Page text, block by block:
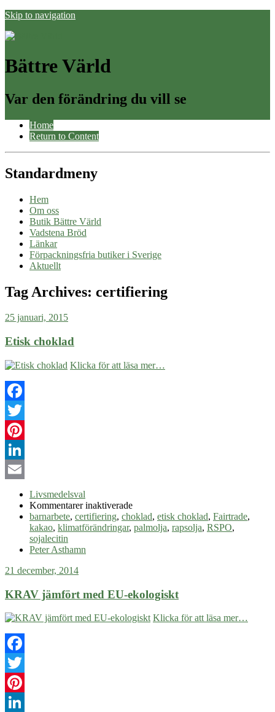
Skip to navigation
Bättre Värld
Var den förändring du vill se
Home
Return to Content
Standardmeny
Hem
Om oss
Butik Bättre Värld
Vadstena Bröd
Länkar
Förpackningsfria butiker i Sverige
Aktuellt
Tag Archives: certifiering
25 januari, 2015
Etisk choklad
Klicka för att läsa mer…
Facebook
Twitter
Pinterest
LinkedIn
Livsmedelsval
Kommentarer inaktiveradeför
Etisk
choklad
barnarbete, certifiering, choklad, etisk choklad, Fairtrade,
kakao, klimatförändringar, palmolja, rapsolja, RSPO,
sojalecitin
Peter Asthamn
21 december, 2014
KRAV jämfört med EU-ekologiskt
Klicka för att läsa mer…
Facebook
Twitter
Pinterest